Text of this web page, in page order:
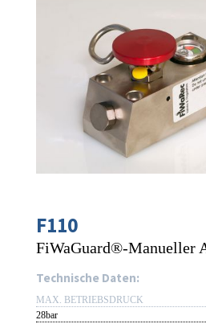
F110
FiWaGuard®-Manueller
Technische Daten:
MAX. BETRIEBSDRUCK
28bar